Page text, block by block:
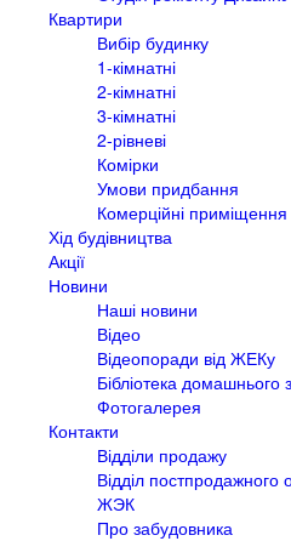
Квартири
Вибір будинку
1-кімнатні
2-кімнатні
3-кімнатні
2-рівневі
Комірки
Умови придбання
Комерційні приміщення
Хід будівництва
Акції
Новини
Наші новини
Відео
Відеопоради від ЖЕКу
Бібліотека домашнього
Фотогалерея
Контакти
Відділи продажу
Відділ постпродажного
ЖЭК
Про забудовника